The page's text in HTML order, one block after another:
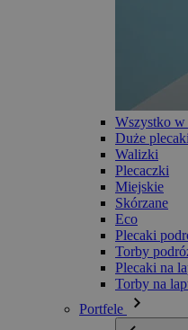
Wszystko w
Duże plecaki
Walizki
Plecaczki
Miejskie
Skórzane
Eco
Plecaki
Torby
Plecaki na
Torby na
Portfele